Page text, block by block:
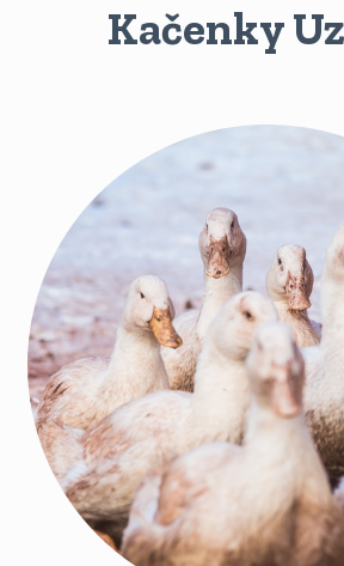
Kačenky Uzlíčci
Kačenky